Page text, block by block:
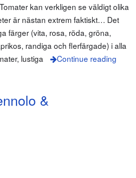
kan verkligen se väldigt olika
är nästan extrem faktiskt… Det
färger (vita, rosa, röda, gröna,
randiga och flerfärgade) i alla
lustiga
Continue reading
&